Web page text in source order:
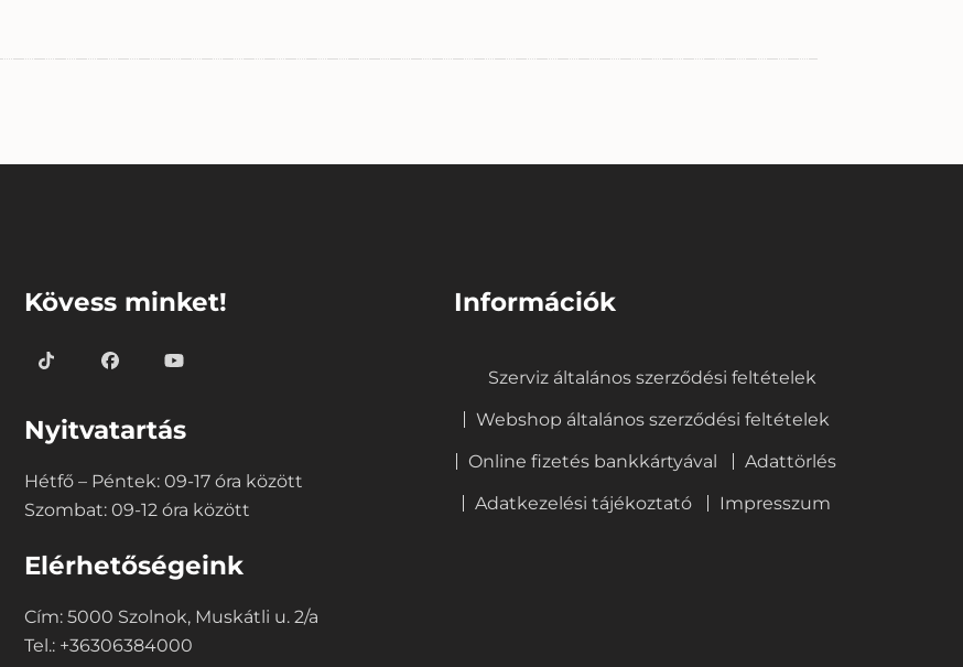
Kövess minket!
Nyitvatartás
Hétfő – Péntek: 09-17 óra között
Szombat: 09-12 óra között
Elérhetőségeink
Cím: 5000 Szolnok, Muskátli u. 2/a
Tel.: +36306384000
Információk
Szerviz általános szerződési feltételek
Webshop általános szerződési feltételek
Online fizetés bankkártyával
Adattörlés
Adatkezelési tájékoztató
Impresszum